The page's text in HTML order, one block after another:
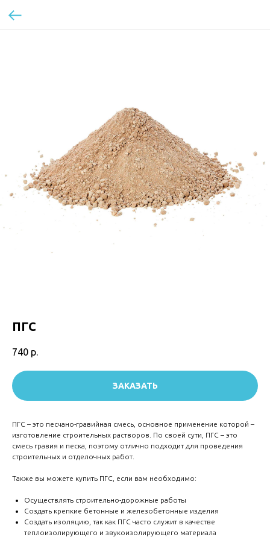
ПГС
740 р.
ЗАКАЗАТЬ
ПГС – это песчано-гравийная смесь, основное применение которой –
изготовление строительных растворов. По своей сути, ПГС – это
смесь гравия и песка, поэтому отлично подходит для проведения
строительных и отделочных работ.
Также вы можете купить ПГС, если вам необходимо:
Осуществлять строительно-дорожные работы
Создать крепкие бетонные и железобетонные изделия
Создать изоляцию, так как ПГС часто служит в качестве
теплоизолирующего и звукоизолирующего материала